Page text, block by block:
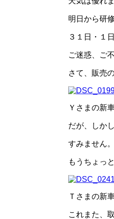
明日から研
３１日・１
ご迷惑、ご
さて、販売
Ｙさまの新
だが、しか
すみません。
もうちょっ
Ｔさまの新
これまた、